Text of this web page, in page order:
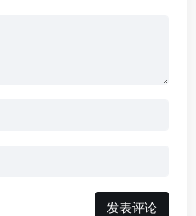
发表评论